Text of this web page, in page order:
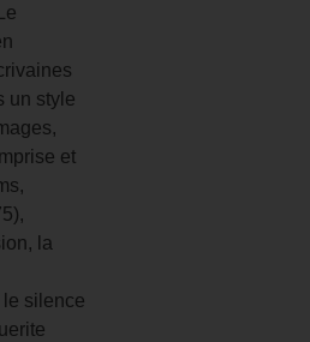
un style
et
la
le silence